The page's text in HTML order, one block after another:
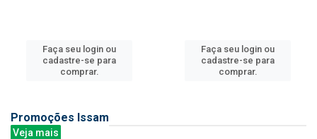
Faça seu login ou
cadastre-se para
comprar.
Faça seu login ou
cadastre-se para
comprar.
Promoções Issam
Veja mais